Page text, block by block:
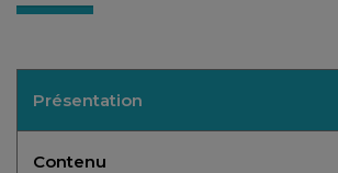
Présentation
Contenu